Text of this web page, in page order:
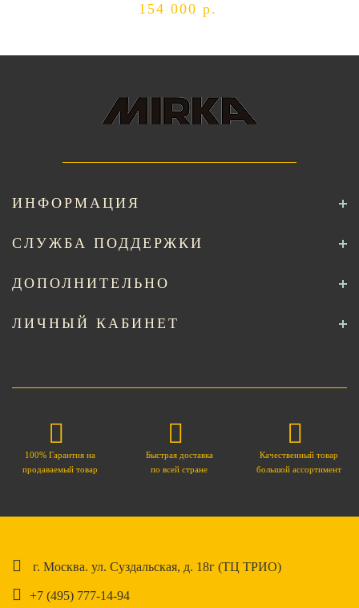
154 000 р.
ИНФОРМАЦИЯ
СЛУЖБА ПОДДЕРЖКИ
ДОПОЛНИТЕЛЬНО
ЛИЧНЫЙ КАБИНЕТ
100% Гарантия на
продаваемый товар
Быстрая доставка
по всей стране
Качественный товар
большой ассортимент
г. Москва. ул. Суздальская, д. 18г (ТЦ ТРИО)
+7 (495) 777-14-94